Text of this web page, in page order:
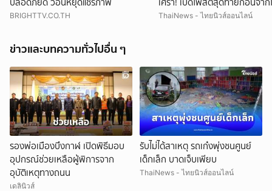
BRIGHTTV.CO.TH ThaiNews - ไทยนิวส์ออนไลน์
ข่าวและบทความทั่วไปอื่น ๆ
รองพ่อเมืองบึงกาฬ เปิดพิธีมอบ
อุปกรณ์ช่วยเหลือผู้พิการจาก
อุบัติเหตุทางถนน
เดลินิวส์
รับไม่ได้สาเหตุ รถเก๋งพุ่งชนศูนย์
เด็กเล็ก บาดเจ็บเพียบ
ThaiNews - ไทยนิวส์ออนไลน์